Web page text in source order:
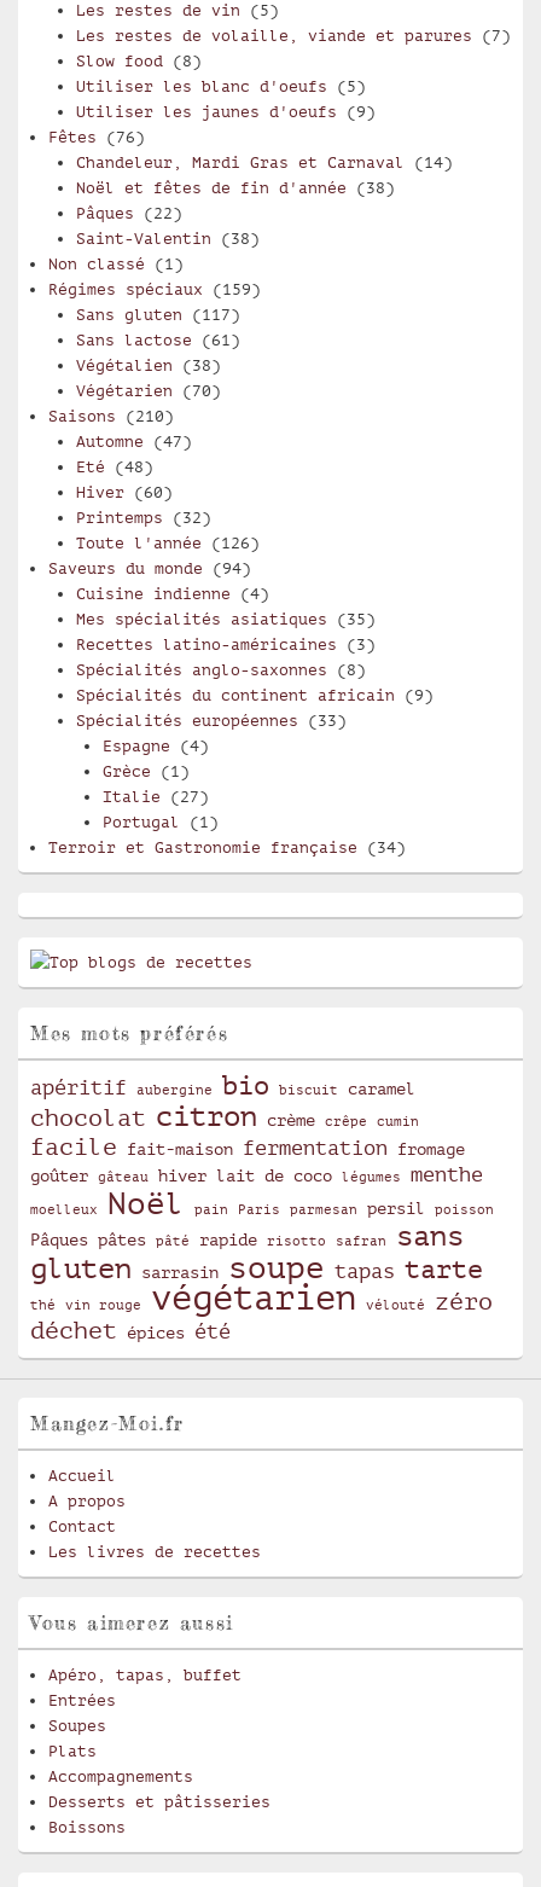
Les restes de vin (5)
Les restes de volaille, viande et parures (7)
Slow food(8)
Utiliser les blanc d'oeufs (5)
Utiliser les jaunes d'oeufs (9)
Fêtes (76)
Chandeleur, Mardi Gras et Carnaval (14)
Noël et fêtes de fin d'année (38)
Pâques (22)
Saint-Valentin (38)
Non classé (1)
Régimes spéciaux (159)
Sans gluten (117)
Sans lactose (61)
Végétalien (38)
Végétarien (70)
Saisons (210)
Automne (47)
Eté (48)
Hiver(60)
Printemps (32)
Toute l'année (126)
Saveurs du monde (94)
Cuisine indienne (4)
Mes spécialités asiatiques (35)
Recettes latino-américaines (3)
Spécialités anglo-saxonnes (8)
Spécialités du continent africain (9)
Spécialités européennes (33)
Espagne (4)
Grèce (1)
Italie (27)
Portugal
(1)
Terroir et Gastronomie française (34)
Mes mots préférés
apéritif aubergine bio biscuit caramel
chocolat citron crème crêpe cumin
facile fait-maison fermentation
fromage
goûter
gâteau hiver lait de coco légumes menthe
moelleux Noël pain Paris parmesan persil poisson
Pâques pâtes pâté rapide risotto safran
sans
gluten
sarrasin soupe tapas tarte
thé vin rouge végétarien vélouté
zéro
déchet
épices été
Mangez-Moi.fr
Accueil
A propos
Contact
Les livres de recettes
Vous aimerez aussi
Apéro, tapas, buffet
Entrées
Soupes
Plats
Accompagnements
Desserts et pâtisseries
Boissons